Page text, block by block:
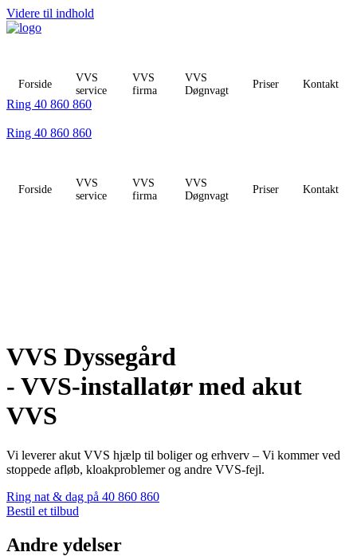
Videre til indhold
Forside
VVS
service
VVS
firma
VVS
Døgnvagt
Priser Kontakt
Ring 40 860 860
Ring 40 860 860
Forside
VVS
service
VVS
firma
VVS
Døgnvagt
Priser Kontakt
VVS Dyssegård
- VVS-installatør med akut
VVS
Vi leverer akut VVS hjælp til boliger og erhverv – Vi kommer ved
stoppede afløb, kloakproblemer og andre VVS-fejl.
Ring nat & dag på 40 860 860
Bestil et tilbud
Andre ydelser